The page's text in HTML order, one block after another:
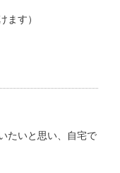
ます）
たいと思い、自宅で